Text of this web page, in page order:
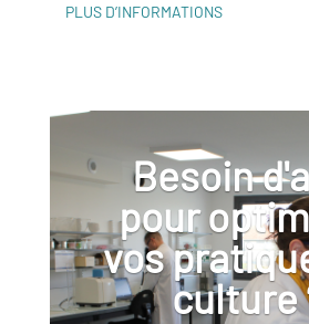
PLUS D’INFORMATIONS
Besoin
pour
vos
culture